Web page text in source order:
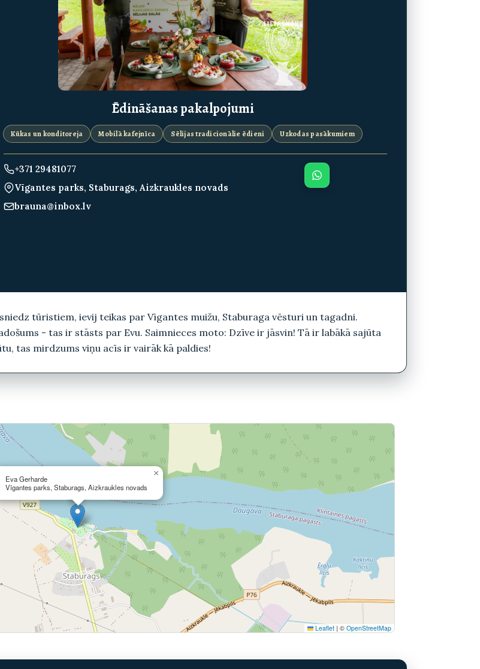
Ēdināšanas pakalpojumi
Kūkas un konditoreja Mobilā kafejnīca Sēlijas tradicionālie ēdieni Uzkodas pasākumiem
+371 29481077
Vīgantes parks, Staburags, Aizkraukles novads
brauna@inbox.lv
tūristiem, ievij teikas par Vīgantes muižu, Staburaga vēsturi un tagadni.
- tas ir stāsts par Evu. Saimnieces moto: Dzīve ir jāsvin! Tā ir labākā sajūta
tas mirdzums viņu acīs ir vairāk kā paldies!
Eva Gerharde
Vīgantes parks, Staburags, Aizkraukles novads
×
Leaflet | © OpenStreetMap